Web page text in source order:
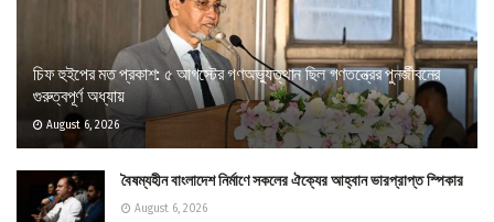
চিফ হুইপের মত প্রকাশ: ৫ আগস্টের গণঅভ্যুত্থান ছিল গণতন্ত্রের পুনর্জীবনের
গুরুত্বপূর্ণ অধ্যায়
August 6, 2026
বৈষম্যহীন বাংলাদেশ নির্মাণে সকলের ঐক্যের আহ্বান ভারপ্রাপ্ত স্পিকার
August 6, 2026